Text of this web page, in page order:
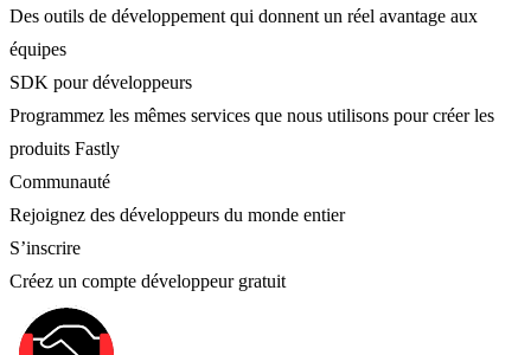
Des outils de développement qui donnent un réel avantage aux
équipes
SDK pour développeurs
Programmez les mêmes services que nous utilisons pour créer les
produits Fastly
Communauté
Rejoignez des développeurs du monde entier
S’inscrire
Créez un compte développeur gratuit